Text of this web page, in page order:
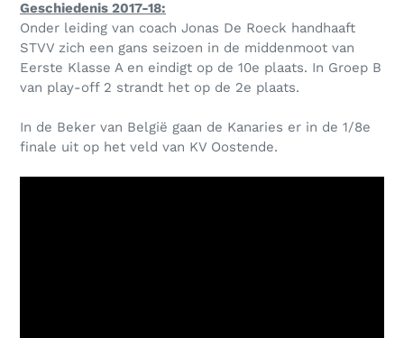
Geschiedenis 2017-18:
Onder leiding van coach Jonas De Roeck handhaaft
STVV zich een gans seizoen in de middenmoot van
Eerste Klasse A en eindigt op de 10e plaats. In Groep B
van play-off 2 strandt het op de 2e plaats.
In de Beker van België gaan de Kanaries er in de 1/8e
finale uit op het veld van KV Oostende.